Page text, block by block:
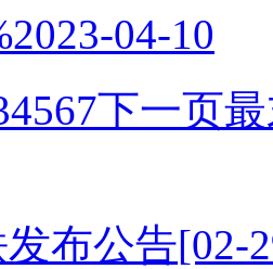
2023-04-10
4567下一页
布公告[02-